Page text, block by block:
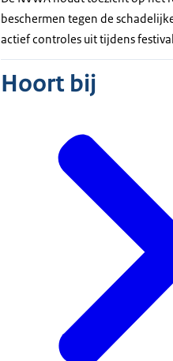
beschermen tegen de
actief controles uit tijdens
Hoort bij